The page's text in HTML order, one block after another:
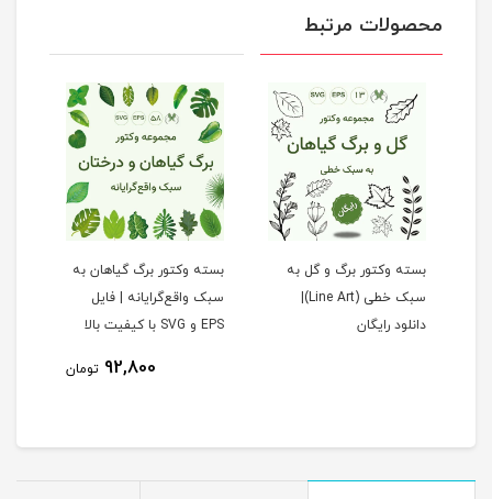
محصولات مرتبط
بسته وکتور برگ و گل به
سبک خطی (Line Art)|
دانلود رایگان
بسته وکتور برگ گیاهان به
سبک واقع‌گرایانه | فایل
EPS و SVG با کیفیت بالا
92,800 تومان